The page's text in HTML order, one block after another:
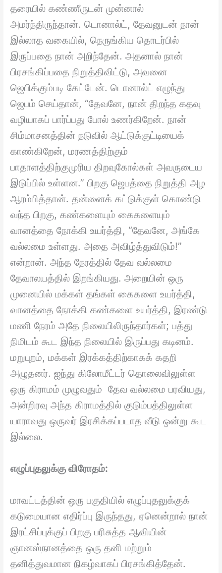
தரையில் கண்ணீருடன் முன்னால்
அமர்ந்திருந்தான். டொனால்ட், தேவனுடன் நான்
இல்லாத வகையில், நெருங்கிய தொடர்பில்
இருப்பதை நான் அறிந்தேன். அதனால் நான்
பிரசங்கிப்பதை நிறுத்திவிட்டு, அவனை
ஜெபிக்கும்படி கேட்டேன். டொனால்ட் எழுந்து
ஜெபம் செய்தான், “தேவனே, நான் திறந்த கதவு
வழியாகப் பார்ப்பது போல் உணர்கிறேன். நான்
சிம்மாசனத்தின் நடுவில் ஆட்டுக்குட்டியைக்
காண்கிறேன், மரணத்திற்கும்
பாதாளத்திற்குமுரிய திறவுகோல்கள் அவருடைய
இடுப்பில் உள்ளன.” பிறகு ஜெபத்தை நிறுத்தி அழ
ஆரம்பித்தான். தன்னைக் கட்டுக்குள் கொண்டு
வந்த பிறகு, கண்களையும் கைகளையும்
வானத்தை நோக்கி உயர்த்தி, “தேவனே, அங்கே
வல்லமை உள்ளது. அதை அவிழ்த்துவிடும்!”
என்றான். அந்த நேரத்தில் தேவ வல்லமை
தேவாலயத்தில் இறங்கியது. அறையின் ஒரு
முனையில் மக்கள் தங்கள் கைகளை உயர்த்தி,
வானத்தை நோக்கி கண்களை உயர்த்தி, இரண்டு
மணி நேரம் அதே நிலையிலிருந்தார்கள்; பத்து
நிமிடம் கூட இந்த நிலையில் இருப்பது கடினம்.
மறுபுறம், மக்கள் இரக்கத்திற்காகக் கதறி
அழுதனர். ஐந்து கிலோமீட்டர் தொலைவிலுள்ள
ஒரு கிராமம் முழுவதும் தேவ வல்லமை பரவியது,
அன்றிரவு அந்த கிராமத்தில் குடும்பத்திலுள்ள
யாராவது ஒருவர் இரசிக்கப்படாத வீடு ஒன்று கூட
இல்லை.
எழுப்புதலுக்கு விரோதம்:
மாவட்டத்தின் ஒரு பகுதியில் எழுப்புதலுக்குக்
கடுமையான எதிர்ப்பு இருந்தது, ஏனென்றால் நான்
இரட்சிப்புக்குப் பிறகு பரிசுத்த ஆவியின்
ஞானஸ்நானத்தை ஒரு தனி மற்றும்
தனித்துவமான நிகழ்வாகப் பிரசங்கித்தேன்.